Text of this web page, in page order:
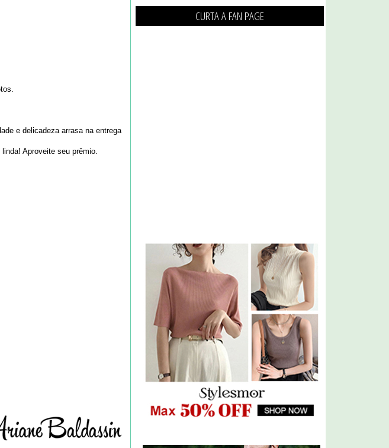
e delicadeza arrasa na entrega
Aproveite seu prêmio.
CURTA A FAN PAGE